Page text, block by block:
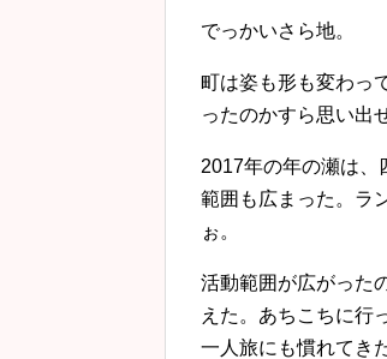
でっかいさら地。
町は姿も形も変わっ
ったのかすら思い出
2017年の年の瀬は、
範囲も広まった。ラ
ぉ。
活動範囲が広がった
えた。あちこちに行
一人旅にも慣れてき